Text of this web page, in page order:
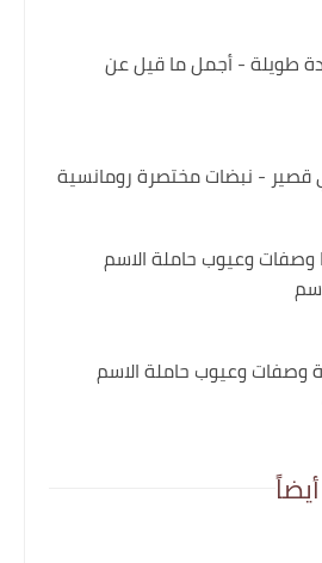
طويلة - أجمل ما قيل عن
قصير - نبضات مختصرة رومانسية
وعيوب حاملة الاسم
وعيوب حاملة الاسم